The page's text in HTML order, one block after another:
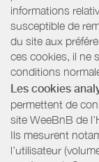
informations
susceptible de
du site aux
ces cookies, il ne
conditions
Les cookies
permettent de
site WeeBnB de
Ils mesurent
l’utilisateur